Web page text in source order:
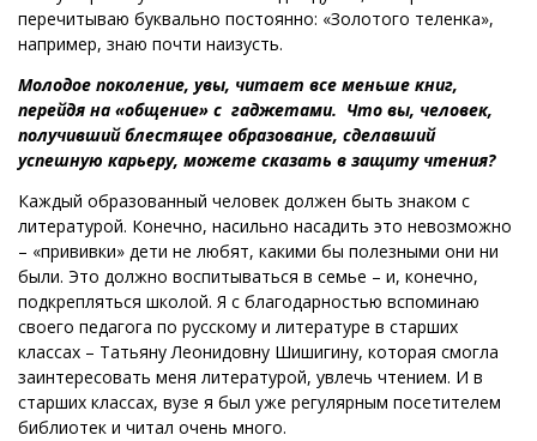
перечитываю буквально постоянно: «Золотого теленка»,
например, знаю почти наизусть.
Молодое поколение, увы, читает все меньше книг,
перейдя на «общение» с гаджетами. Что вы, человек,
получивший блестящее образование, сделавший
успешную карьеру, можете сказать в защиту чтения?
Каждый образованный человек должен быть знаком с
литературой. Конечно, насильно насадить это невозможно
– «прививки» дети не любят, какими бы полезными они ни
были. Это должно воспитываться в семье – и, конечно,
подкрепляться школой. Я с благодарностью вспоминаю
своего педагога по русскому и литературе в старших
классах – Татьяну Леонидовну Шишигину, которая смогла
заинтересовать меня литературой, увлечь чтением. И в
старших классах, вузе я был уже регулярным посетителем
библиотек и читал очень много.